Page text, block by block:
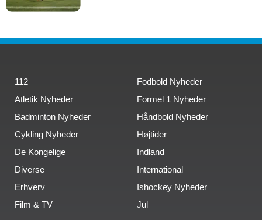
112
Atletik Nyheder
Badminton Nyheder
Cykling Nyheder
De Kongelige
Diverse
Erhverv
Film & TV
Fodbold Nyheder
Formel 1 Nyheder
Håndbold Nyheder
Højtider
Indland
International
Ishockey Nyheder
Jul